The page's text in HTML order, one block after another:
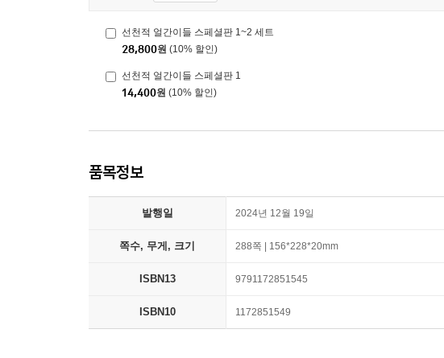
선천적 얼간이들 스페셜판 1~2 세트
28,800원 (10% 할인)
선천적 얼간이들 스페셜판 1
14,400원 (10% 할인)
품목정보
발행일 2024년 12월 19일
쪽수, 무게, 크기 288쪽 | 156*228*20mm
ISBN13 9791172851545
ISBN10 1172851549